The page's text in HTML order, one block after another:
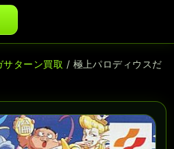
サターン買取 / 極上パロディウスだ